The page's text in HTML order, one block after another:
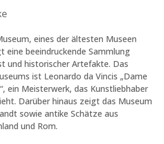
eines der ältesten Museen
eine beeindruckende Sammlung
und historischer Artefakte. Das
ist Leonardo da Vincis „Dame
ein Meisterwerk, das Kunstliebhaber
Darüber hinaus zeigt das Museum
sowie antike Schätze aus
und Rom.